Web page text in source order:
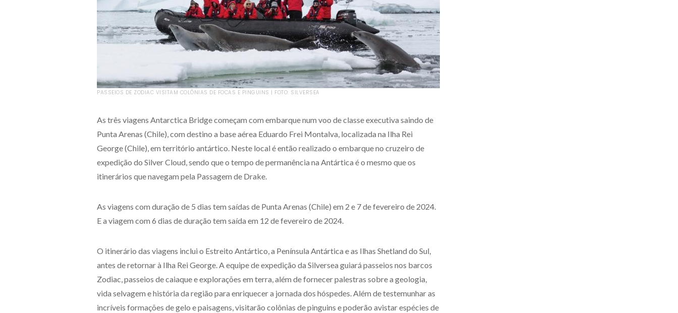
PASSEIOS DE ZODIAC VISITAM COLÔNIAS DE FOCAS E PINGUINS | FOTO: SILVERSEA
As três viagens Antarctica Bridge começam com embarque num voo de classe executiva saindo de
Punta Arenas (Chile), com destino a base aérea Eduardo Frei Montalva, localizada na Ilha Rei
George (Chile), em território antártico. Neste local é então realizado o embarque no cruzeiro de
expedição do Silver Cloud, sendo que o tempo de permanência na Antártica é o mesmo que os
itinerários que navegam pela Passagem de Drake.
As viagens com duração de 5 dias tem saídas de Punta Arenas (Chile) em 2 e 7 de fevereiro de 2024.
E a viagem com 6 dias de duração tem saída em 12 de fevereiro de 2024.
O itinerário das viagens inclui o Estreito Antártico, a Península Antártica e as Ilhas Shetland do Sul,
antes de retornar à Ilha Rei George. A equipe de expedição da Silversea guiará passeios nos barcos
Zodiac, passeios de caiaque e explorações em terra, além de fornecer palestras sobre a geologia,
vida selvagem e história da região para enriquecer a jornada dos hóspedes. Além de testemunhar as
incríveis formações de gelo e paisagens, visitarão colônias de pinguins e poderão avistar espécies de